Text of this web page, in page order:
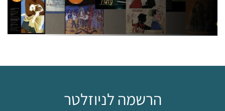
הרשמה לניוזלטר